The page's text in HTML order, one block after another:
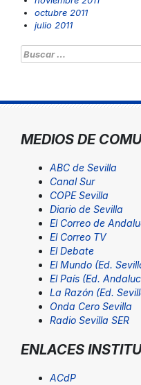
octubre 2011
julio 2011
Buscar:
MEDIOS DE
ABC de Sevilla
Canal Sur
COPE Sevilla
Diario de Sevilla
El Correo de
El Correo TV
El Debate
El Mundo (Ed.
El País (Ed.
La Razón (Ed.
Onda Cero Sevilla
Radio Sevilla SER
ENLACES
ACdP